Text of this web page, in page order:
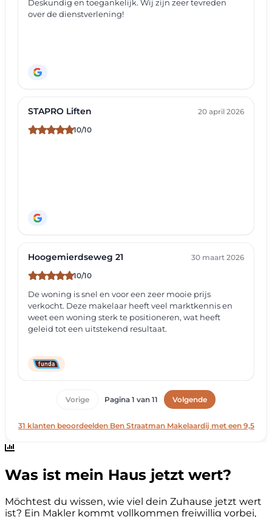
Was ist mein Haus jetzt wert?
Möchtest du wissen, wie viel dein Zuhause jetzt wert
ist? Ein Makler kommt vollkommen freiwillig vorbei,